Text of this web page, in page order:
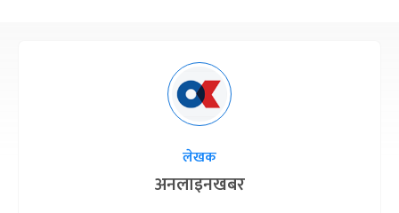
लेखक
अनलाइनखबर